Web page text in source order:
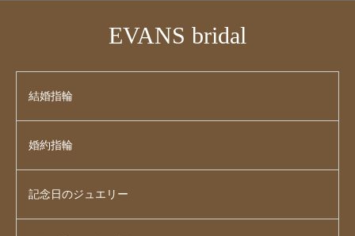
EVANS bridal
結婚指輪
婚約指輪
記念日のジュエリー